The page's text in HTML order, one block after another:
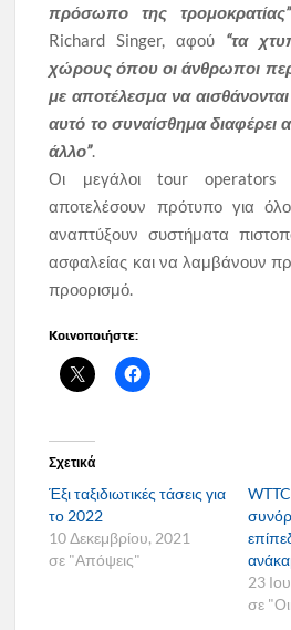
πρόσωπο της τρομοκρατίας”
Richard Singer, αφού “τα
χώρους όπου οι άνθρωποι
με αποτέλεσμα να
αυτό το συναίσθημα διαφέρει
άλλο”.
Οι μεγάλοι tour operators
αποτελέσουν πρότυπο για
αναπτύξουν συστήματα
ασφαλείας και να λαμβάνουν
προορισμό.
Κοινοποιήστε:
Σχετικά
Έξι ταξιδιωτικές τάσεις για
το 2022
10 Δεκεμβρίου, 2021
σε "Απόψεις"
23
σε